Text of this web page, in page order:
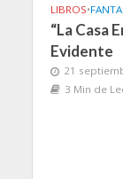
LIBROS•
“La Casa
Evidente
21
3 Min de